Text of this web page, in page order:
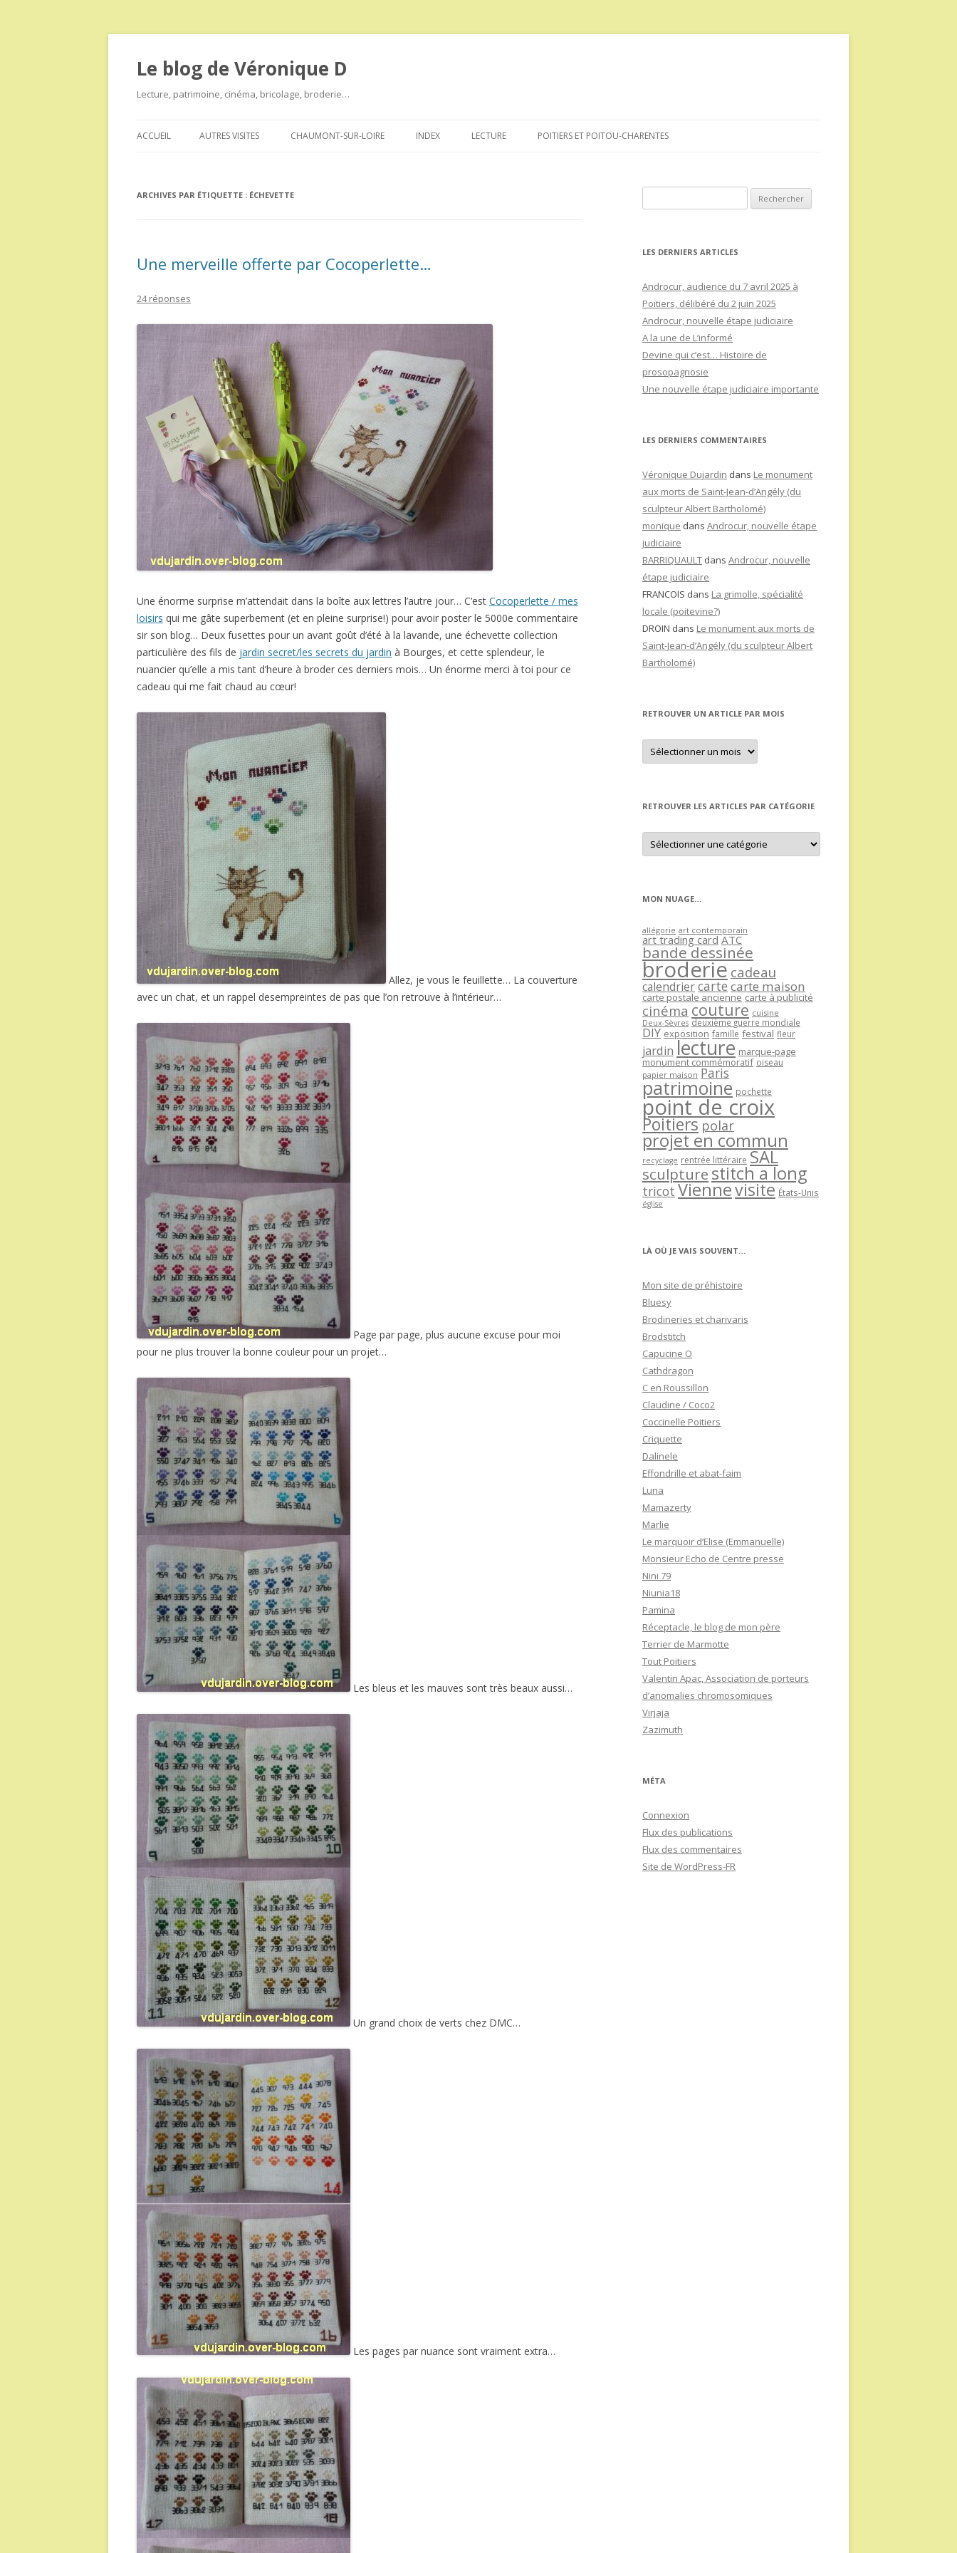
Le blog de Véronique D
Lecture, patrimoine, cinéma, bricolage, broderie…
au
ACCUEIL AUTRES VISITES CHAUMONT-SUR-LOIRE INDEX LECTURE POITIERS ET POITOU-CHARENTES
ARCHIVES PAR ÉTIQUETTE : ÉCHEVETTE
Une merveille offerte par Cocoperlette…
24 réponses
Une énorme surprise m’attendait dans la boîte aux lettres l’autre jour… C’est Cocoperlette / mes
loisirs qui me gâte superbement (et en pleine surprise!) pour avoir poster le 5000e commentaire
sir son blog… Deux fusettes pour un avant goût d’été à la lavande, une échevette collection
particulière des fils de jardin secret/les secrets du jardin à Bourges, et cette splendeur, le
nuancier qu’elle a mis tant d’heure à broder ces derniers mois… Un énorme merci à toi pour ce
cadeau qui me fait chaud au cœur!
Allez, je vous le feuillette… La couverture
avec un chat, et un rappel desempreintes de pas que l’on retrouve à l’intérieur…
Page par page, plus aucune excuse pour moi
pour ne plus trouver la bonne couleur pour un projet…
Les bleus et les mauves sont très beaux aussi…
Un grand choix de verts chez DMC…
Les pages par nuance sont vraiment extra…
LES DERNIERS ARTICLES
Androcur, audience du 7 avril 2025 à
Poitiers, délibéré du 2 juin 2025
Androcur, nouvelle étape judiciaire
A la une de L’informé
Devine qui c’est… Histoire de
prosopagnosie
Une nouvelle étape judiciaire importante
LES DERNIERS COMMENTAIRES
Véronique Dujardin dans Le monument
aux morts de Saint-Jean-d’Angély (du
sculpteur Albert Bartholomé)
monique dans Androcur, nouvelle étape
judiciaire
BARRIQUAULT dans Androcur, nouvelle
étape judiciaire
FRANCOIS dans La grimolle, spécialité
locale (poitevine?)
DROIN dans Le monument aux morts de
Saint-Jean-d’Angély (du sculpteur Albert
Bartholomé)
RETROUVER UN ARTICLE PAR MOIS
Retrouver
un
article
RETROUVER LES ARTICLES PAR CATÉGORIE
Retrouver
les
articles
MON NUAGE…
allégorie art contemporain
art trading card ATC
bande dessinée
broderie cadeau
calendriercartecarte maison
carte postale ancienne carte à publicité
cinéma couture cuisine
Deux-Sèvres deuxième guerre mondiale
DIY exposition famille festival fleur
jardin lecture marque-page
monument commémoratif oiseau
papier maison Paris
patrimoine pochette
point de croix
Poitiers polar
projet en commun
recyclage rentrée littéraire SAL
sculpture stitch a long
tricot Viennevisite États-Unis
église
LÀ OÙ JE VAIS SOUVENT…
Mon site de préhistoire
Bluesy
Brodineries et charivaris
Brodstitch
Capucine O
Cathdragon
C en Roussillon
Claudine / Coco2
Coccinelle Poitiers
Criquette
Dalinele
Effondrille et abat-faim
Luna
Mamazerty
Marlie
Le marquoir d’Elise (Emmanuelle)
Monsieur Echo de Centre presse
Nini 79
Niunia18
Pamina
Réceptacle, le blog de mon père
Terrier de Marmotte
Tout Poitiers
Valentin Apac, Association de porteurs
d’anomalies chromosomiques
Virjaja
Zazimuth
MÉTA
Connexion
Flux des publications
Flux des commentaires
Site de WordPress-FR